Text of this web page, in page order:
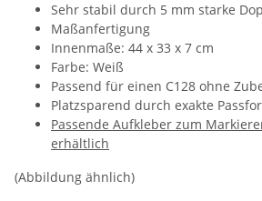
Sehr stabil durch 5 mm starke
Maßanfertigung
Innenmaße: 44 x 33 x 7 cm
Farbe: Weiß
Passend für einen C128 ohne
Platzsparend durch exakte
Passende Aufkleber zum
erhältlich
(Abbildung ähnlich)